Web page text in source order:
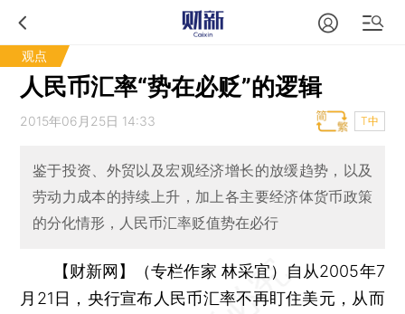
观点
人民币汇率“势在必贬”的逻辑
2015年06月25日 14:33 T中
鉴于投资、外贸以及宏观经济增长的放缓趋势，以及
劳动力成本的持续上升，加上各主要经济体货币政策
的分化情形，人民币汇率贬值势在必行
【财新网】（专栏作家 林采宜） 自从2005年7
月21日，央行宣布人民币汇率不再盯住美元，从而